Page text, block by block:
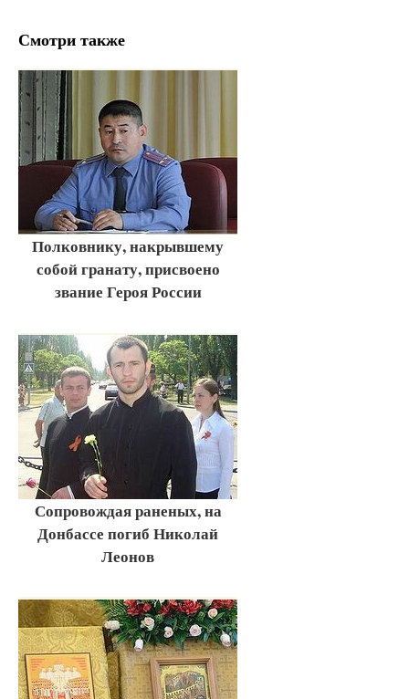
Смотри также
Полковнику, накрывшему
собой гранату, присвоено
звание Героя России
Сопровождая раненых, на
Донбассе погиб Николай
Леонов